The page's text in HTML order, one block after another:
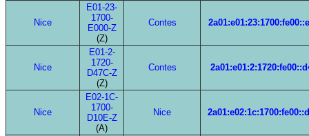
Nice
E01-23-
1700-
E000-Z
(Z)
Contes
Nice
E01-2-
1720-
D47C-Z
(Z)
Contes
Nice
E02-1C-
1700-
D10E-Z
(A)
Nice